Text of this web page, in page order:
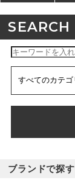
SEARCH
ブランドで探す